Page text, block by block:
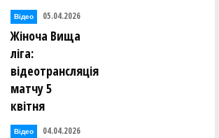
Відео 05.04.2026
Жіноча Вища
ліга:
відеотрансляція
матчу 5
квітня
Відео 04.04.2026